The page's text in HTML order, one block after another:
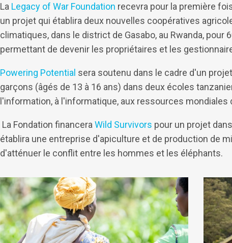
La Legacy of War Foundation recevra pour la première
un projet qui établira deux nouvelles coopératives
climatiques, dans le district de Gasabo, au Rwanda, pour
permettant de devenir les propriétaires et les
Powering Potential sera soutenu dans le cadre d'un
garçons (âgés de 13 à 16 ans) dans deux écoles
l'information, à l'informatique, aux ressources
La Fondation financera Wild Survivors pour un projet
établira une entreprise d'apiculture et de production de
d'atténuer le conflit entre les hommes et les éléphants.